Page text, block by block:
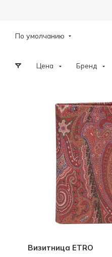
По умолчанию
Цена Бренд
Визитница ETRO